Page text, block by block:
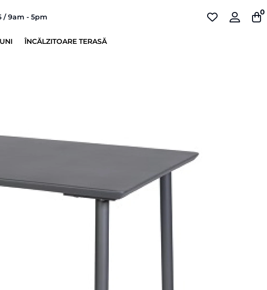
/ 9am - 5pm
0
ÎNCĂLZITOARE TERASĂ